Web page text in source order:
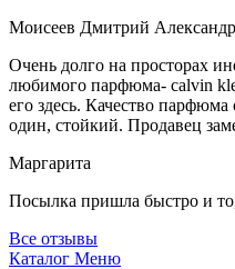
Моисеев Дмитрий
Очень долго на просторах
любимого парфюма- calvin
его здесь. Качество
один, стойкий. Продавец
Маргарита
Посылка пришла быстро и
Все отзывы
Каталог Меню